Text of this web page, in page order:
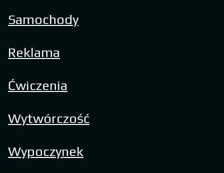
Samochody
Reklama
Ćwiczenia
Wytwórczość
Wypoczynek